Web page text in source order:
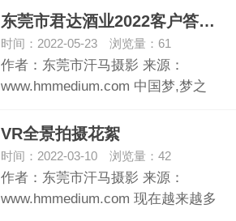
东莞市君达酒业2022客户答谢会— 中国梦 梦之蓝拍摄现场
时间：2022-05-23 浏览量：61
作者：东莞市汗马摄影 来源：
www.hmmedium.com 中国梦,梦之
VR全景拍摄花絮
时间：2022-03-10 浏览量：42
作者：东莞市汗马摄影 来源：
www.hmmedium.com 现在越来越多